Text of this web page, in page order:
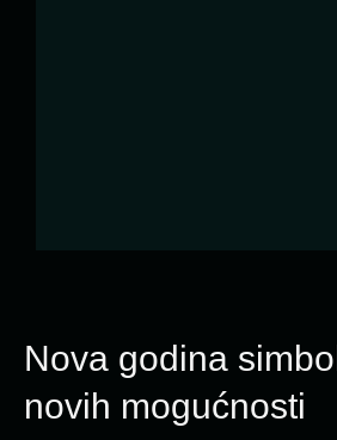
Nova godina
novih mogućnosti